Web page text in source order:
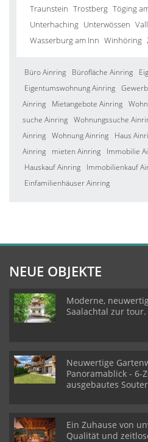
Traunstein Trostberg Töging
Unterhaching Unterwössen
Wasserburg am Inn Winhöring
Büro Ainring Bürofläche Ainring
Eigentumswohnung Ainring
Ainring
Mietangebote Ainring
suche Ainring Wohnungssuche
Ainring Wohnung Ainring Haus
Ainring
mieten Ainring Immobilie
Hauskauf Ainring
Immobilienkauf
Einfamilienhäuser Ainring
NEUE OBJEKTE
Moderne,
Saalachtal zur
Neuwertige
Panoramablick - 6-
ausgebautes
Ein Zuhause von
Qualität und